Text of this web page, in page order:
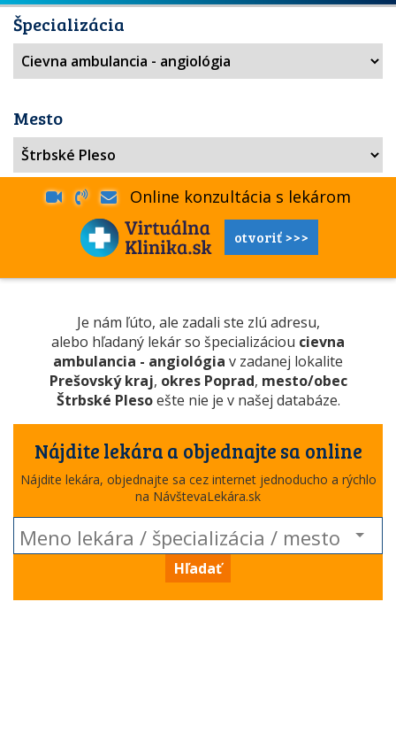
Špecializácia
Mesto
Online konzultácia s lekárom
otvoriť >>>
Je nám ľúto, ale zadali ste zlú adresu,
alebo hľadaný lekár so špecializáciou cievna
ambulancia - angiológia v zadanej lokalite
Prešovský kraj, okres Poprad, mesto/obec
Štrbské Plesoešte nie je v našej databáze.
Nájdite lekára a objednajte sa online
Nájdite lekára, objednajte sa cez internet jednoducho a rýchlo
na NávštevaLekára.sk
Hľadať